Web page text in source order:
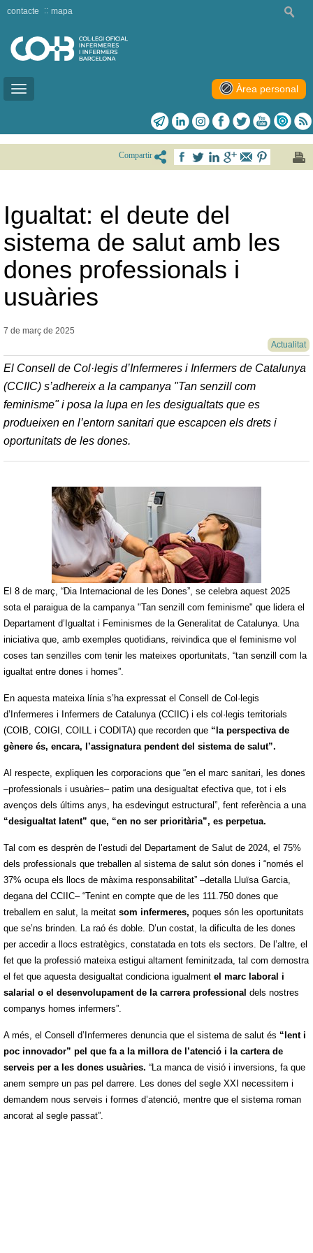
Toggle
contacte mapa
Àrea personal
Compartir
Igualtat: el deute del
sistema de salut amb les
dones professionals i
usuàries
7 de març de 2025
Actualitat
El Consell de Col·legis d’Infermeres i Infermers de Catalunya
(CCIIC) s’adhereix a la campanya "Tan senzill com
feminisme" i posa la lupa en les desigualtats que es
produeixen en l’entorn sanitari que escapcen els drets i
oportunitats de les dones.
El 8 de març, “Dia Internacional de les Dones”, se celebra aquest 2025
sota el paraigua de la campanya "Tan senzill com feminisme" que lidera el
Departament d’Igualtat i Feminismes de la Generalitat de Catalunya. Una
iniciativa que, amb exemples quotidians, reivindica que el feminisme vol
coses tan senzilles com tenir les mateixes oportunitats, “tan senzill com la
igualtat entre dones i homes”.
En aquesta mateixa línia s’ha expressat el Consell de Col·legis
d’Infermeres i Infermers de Catalunya (CCIIC) i els col·legis territorials
(COIB, COIGI, COILL i CODITA) que recorden que “la perspectiva de
gènere és, encara, l’assignatura pendent del sistema de salut”.
Al respecte, expliquen les corporacions que “en el marc sanitari, les dones
–professionals i usuàries– patim una desigualtat efectiva que, tot i els
avenços dels últims anys, ha esdevingut estructural”, fent referència a una
“desigualtat latent” que, “en no ser prioritària”, es perpetua.
Tal com es desprèn de l’estudi del Departament de Salut de 2024, el 75%
dels professionals que treballen al sistema de salut són dones i “només el
37% ocupa els llocs de màxima responsabilitat” –detalla Lluïsa Garcia,
degana del CCIIC– “Tenint en compte que de les 111.750 dones que
treballem en salut, la meitat som infermeres, poques són les oportunitats
que se’ns brinden. La raó és doble. D’un costat, la dificulta de les dones
per accedir a llocs estratègics, constatada en tots els sectors. De l’altre, el
fet que la professió mateixa estigui altament feminitzada, tal com demostra
el fet que aquesta desigualtat condiciona igualment el marc laboral i
salarial o el desenvolupament de la carrera professional dels nostres
companys homes infermers”.
A més, el Consell d’Infermeres denuncia que el sistema de salut és “lent i
poc innovador” pel que fa a la millora de l’atenció i la cartera de
serveis per a les dones usuàries. “La manca de visió i inversions, fa que
anem sempre un pas pel darrere. Les dones del segle XXI necessitem i
demandem nous serveis i formes d’atenció, mentre que el sistema roman
ancorat al segle passat”.